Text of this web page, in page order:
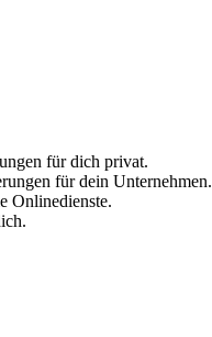
für dich privat.
für dein Unternehmen.
Onlinedienste.